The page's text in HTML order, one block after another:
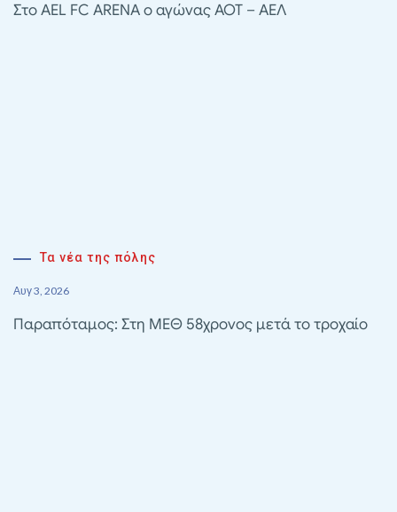
Στο AEL FC ARENA ο αγώνας ΑΟΤ – ΑΕΛ
Τα νέα της πόλης
Αυγ 3, 2026
Παραπόταμος: Στη ΜΕΘ 58χρονος μετά το τροχαίο